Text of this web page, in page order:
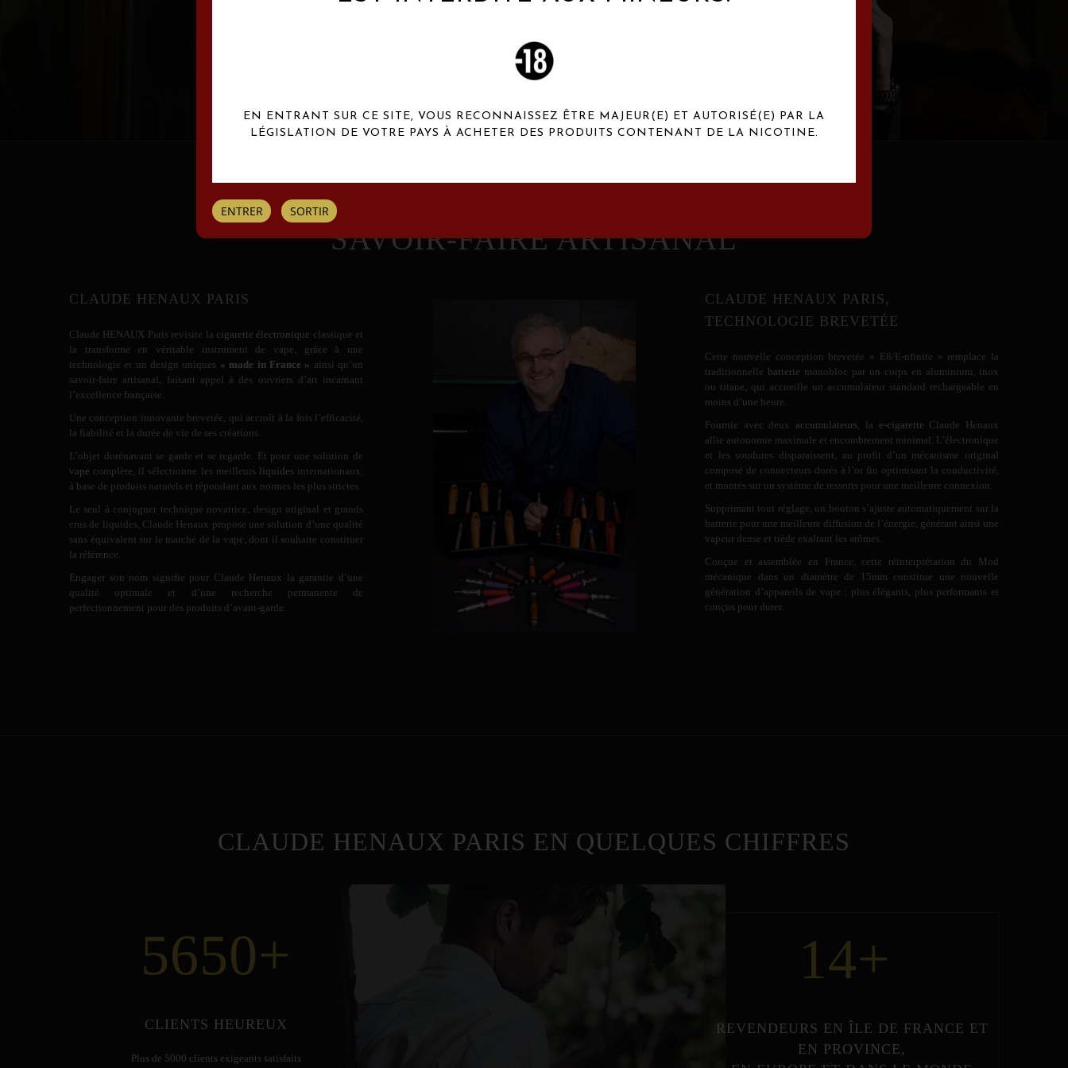
SAVOIR-FAIRE ARTISANAL
CLAUDE HENAUX PARIS
Claude HENAUX Paris revisite la cigarette électronique classique et
la transforme en véritable instrument de vape, grâce à une
technologie et un design uniques « made in France » ainsi qu’un
savoir-faire artisanal, faisant appel à des ouvriers d’art incarnant
l’excellence française.
Une conception innovante brevetée, qui accroît à la fois l’efficacité,
la fiabilité et la durée de vie de ses créations.
L’objet dorénavant se garde et se regarde. Et pour une solution de
vape complète, il sélectionne les meilleurs liquidesinternationaux,
à base de produits naturels et répondant aux normes les plus strictes.
Le seul à conjuguer technique novatrice, design original et grands
crus de liquides, Claude Henaux propose une solution d’une qualité
sans équivalent sur le marché de la vape, dont il souhaite constituer
la référence.
Engager son nom signifie pour Claude Henaux la garantie d’une
qualité optimale et d’une recherche permanente de
perfectionnement pour des produits d’avant-garde.
CLAUDE HENAUX PARIS,
TECHNOLOGIE BREVETÉE
Cette nouvelle conception brevetée « E8/E-nfinite » remplace la
traditionnelle batterie monobloc par un corps en aluminium, inox
ou titane, qui accueille un accumulateur standard rechargeable en
moins d’une heure.
Fournie avec deux accumulateurs , la e-cigarette Claude Henaux
allie autonomie maximale et encombrement minimal. L’électronique
et les soudures disparaissent, au profit d’un mécanisme original
composé de connecteurs dorés à l’or fin optimisant la conductivité,
et montés sur un système de ressorts pour une meilleure connexion.
Supprimant tout réglage, un bouton s’ajuste automatiquement sur la
batterie pour une meilleure diffusion de l’énergie, générant ainsi une
vapeur dense et tiède exaltant les arômes.
Conçue et assemblée en France, cette réinterprétation du Mod
mécanique dans un diamètre de 15mm constitue une nouvelle
génération d’appareils de vape : plus élégants, plus performants et
conçus pour durer.
CLAUDE HENAUX PARIS EN QUELQUES CHIFFRES
5650+
CLIENTS HEUREUX
Plus de 5000 clients exigeants satisfaits
14+
REVENDEURS EN ÎLE DE FRANCE ET
EN PROVINCE,
EN ENTRANT SUR CE SITE, VOUS RECONNAISSEZ ÊTRE MAJEUR(E) ET AUTORISÉ(E) PAR LA
LÉGISLATION DE VOTRE PAYS À ACHETER DES PRODUITS CONTENANT DE LA NICOTINE.
ENTRER SORTIR